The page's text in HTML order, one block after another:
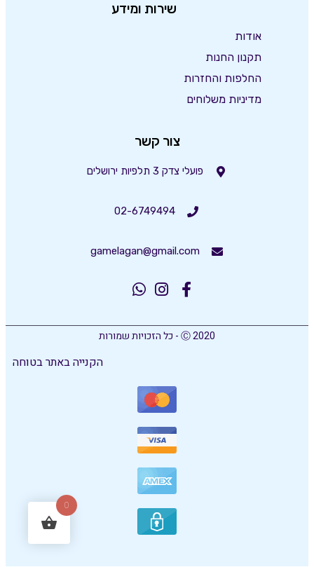
שירות ומידע
אודות
תקנון החנות
החלפות והחזרות
מדיניות משלוחים
צור קשר
פועלי צדק 3 תלפיות ירושלים
02-6749494
gamelagan@gmail.com
Ⓒ 2020 - כל הזכויות שמורות
הקנייה באתר בטוחה
0